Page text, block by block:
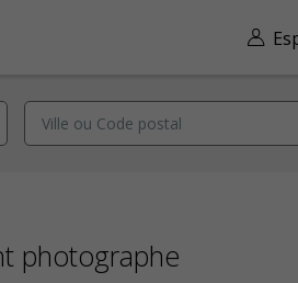
photographe